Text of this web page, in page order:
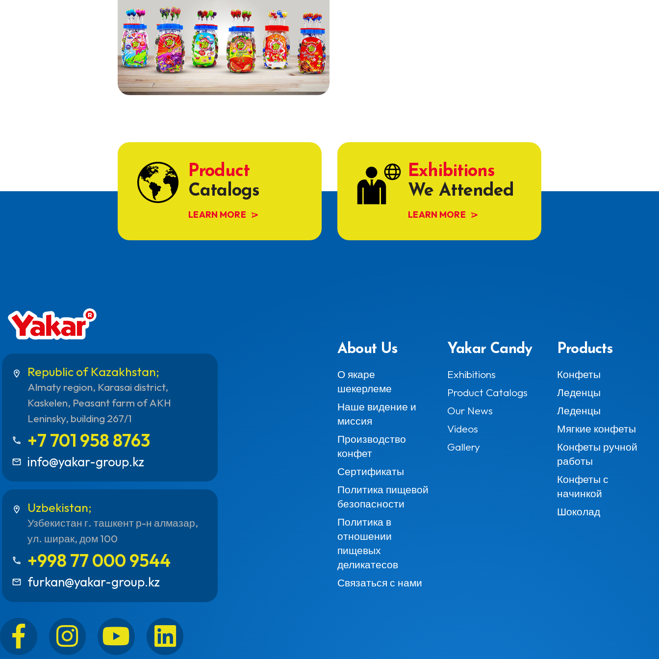
Product
Catalogs
LEARN MORE
Exhibitions
We Attended
LEARN MORE
location_on Republic of Kazakhstan;
Almaty region, Karasai district,
Kaskelen, Peasant farm of AKH
Leninsky, building 267/1
call +7 701 958 8763
mail_outline info@yakar-group.kz
location_on Uzbekistan;
Узбекистан г. ташкент р-н алмазар,
ул. ширак, дом 100
call +998 77 000 9544
mail_outline furkan@yakar-group.kz
About Us
О якаре
шекерлеме
Наше видение и
миссия
Производство
конфет
Сертификаты
Политика пищевой
безопасности
Политика в
отношении
пищевых
деликатесов
Связаться с нами
Yakar Candy
Exhibitions
Product Catalogs
Our News
Videos
Gallery
Products
Конфеты
Леденцы
Леденцы
Мягкие конфеты
Конфеты ручной
работы
Конфеты с
начинкой
Шоколад